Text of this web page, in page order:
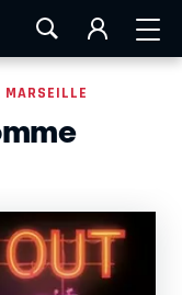
LA ROCHELLE
MARSEILLE